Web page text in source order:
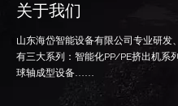
关于我们
山东海岱智能设备有限公司专业研
有三大系列：智能化PP/PE挤出机系
球轴成型设备……